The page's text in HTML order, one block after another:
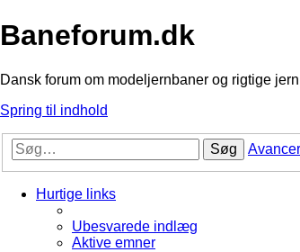
Baneforum.dk
Dansk forum om modeljernbaner og rigtige
Spring til indhold
Søg
Hurtige links
Ubesvarede indlæg
Aktive emner